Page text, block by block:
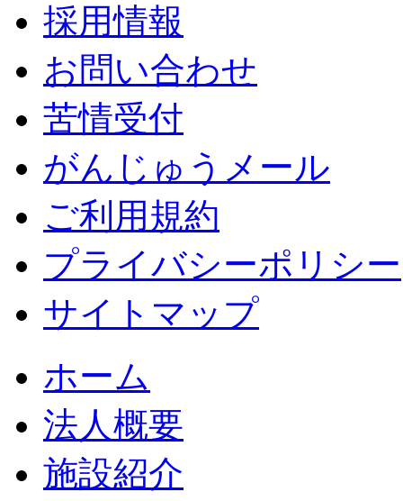
採用情報
お問い合わせ
苦情受付
がんじゅうメール
ご利用規約
プライバシーポリシー
サイトマップ
ホーム
法人概要
施設紹介